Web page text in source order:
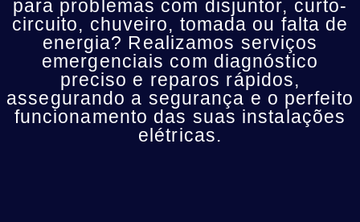
para problemas com disjuntor, curto-
circuito, chuveiro, tomada ou falta de
energia? Realizamos serviços
emergenciais com diagnóstico
preciso e reparos rápidos,
assegurando a segurança e o perfeito
funcionamento das suas instalações
elétricas.